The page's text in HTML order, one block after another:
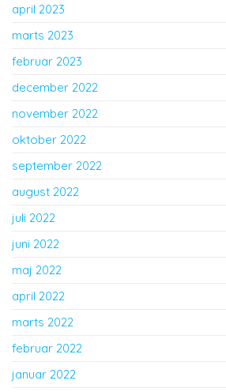
april 2023
marts 2023
februar 2023
december 2022
november 2022
oktober 2022
september 2022
august 2022
juli 2022
juni 2022
maj 2022
april 2022
marts 2022
februar 2022
januar 2022